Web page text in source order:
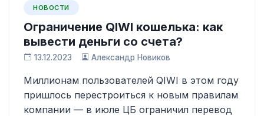
НОВОСТИ
Ограничение QIWI кошелька: как
вывести деньги со счета?
13.12.2023 Александр Новиков
Миллионам пользователей QIWI в этом году
пришлось перестроиться к новым правилам
компании — в июле ЦБ ограничил перевод